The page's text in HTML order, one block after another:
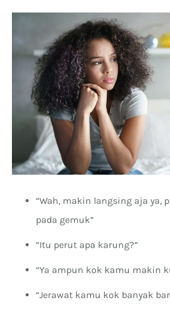
“Wah, makin langsing aja ya,
pada gemuk”
“Itu perut apa karung?”
“Ya ampun kok kamu makin
“Jerawat kamu kok banyak